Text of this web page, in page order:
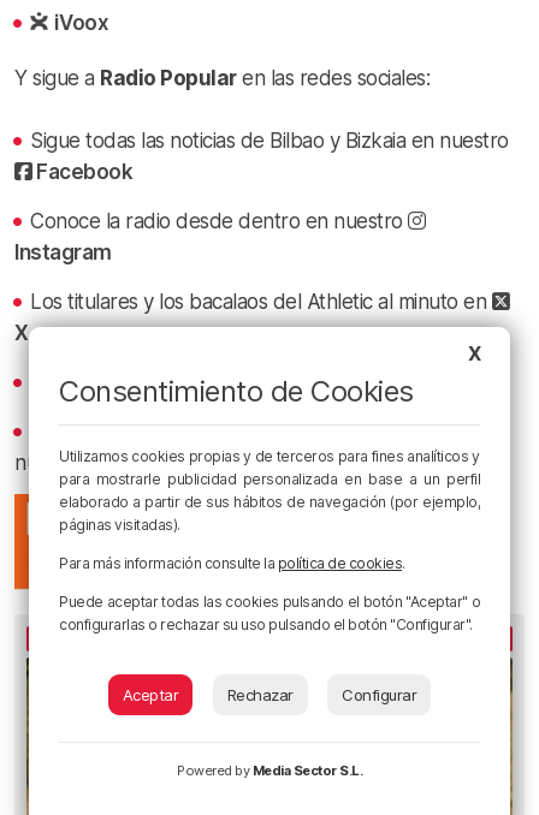
iVoox
Y sigue a Radio Popularen las redes sociales:
Sigue todas las noticias de Bilbao y Bizkaia en nuestro
Facebook
Conoce la radio desde dentro en nuestro
Instagram
Los titulares y los bacalaos del Athletic al minuto en
X
Revive los mejores bacalaos enYouTube
Recibe las actualizaciones de nuestra programación y
nuestras noticias en nuestro
canal de Telegram
LO MÁS ESCUCHADO
X
Consentimiento de Cookies
Utilizamos cookies propias y de terceros para fines analíticos y
para mostrarle publicidad personalizada en base a un perfil
elaborado a partir de sus hábitos de navegación (por ejemplo,
páginas visitadas).
Para más información consulte la política de cookies.
Puede aceptar todas las cookies pulsando el botón "Aceptar" o
configurarlas o rechazar su uso pulsando el botón "Configurar".
Aceptar Rechazar Configurar
Powered by Media Sector S.L.